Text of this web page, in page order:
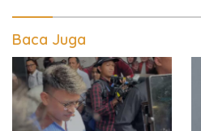
Baca Juga